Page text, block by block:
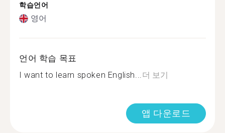
학습언어
영어
언어 학습 목표
I want to learn spoken English...더 보기
앱 다운로드